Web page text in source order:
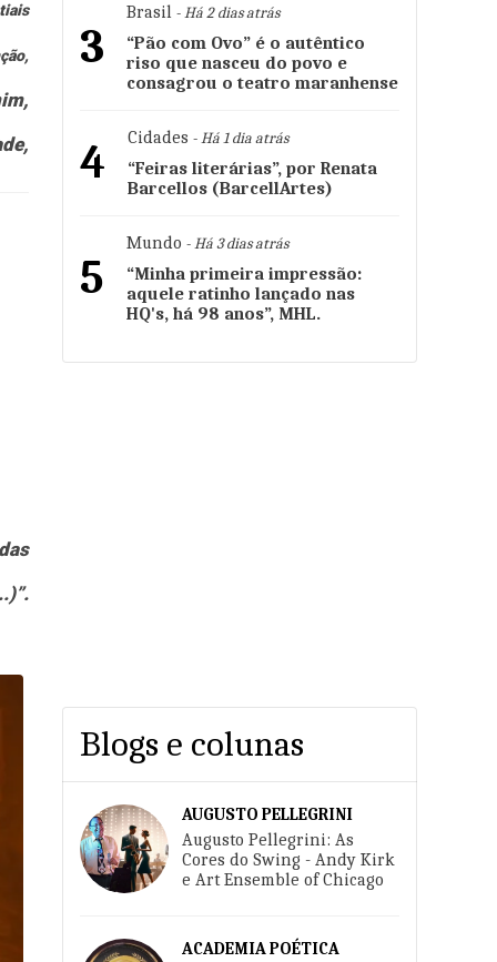
3
Brasil - Há 2 dias atrás
“Pão com Ovo” é o autêntico
riso que nasceu do povo e
consagrou o teatro maranhense
4 Cidades - Há 1 dia atrás
“Feiras literárias”, por Renata
Barcellos (BarcellArtes)
5
Mundo - Há 3 dias atrás
“Minha primeira impressão:
aquele ratinho lançado nas
HQ's, há 98 anos”, MHL.
Blogs e colunas
AUGUSTO PELLEGRINI
Augusto Pellegrini: As
Cores do Swing - Andy Kirk
e Art Ensemble of Chicago
ACADEMIA POÉTICA